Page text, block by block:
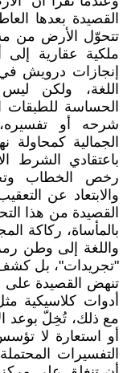
القصيدة بعدها
تتحوّل الأرض من
ملكية عقارية
إنجازات درويش
اللغة، ولكن
الحساسة للطبقات
شرحه أو
الجمالية كمحاولة
باعتقادي الشرط
رخص الخطاب
والابتعاد عن
القصيدة من هذا
بالمأساة، ركاكة
واللغة إلى وطن
"تجريدات"، بل
تنهض القصيدة على
أدوات كلاسيكية مثل
مع ذلك، تُخِلّ بوعد
أو استعارة لا
التفسيرات